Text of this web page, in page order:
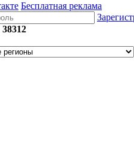
Бесплатная реклама
38312